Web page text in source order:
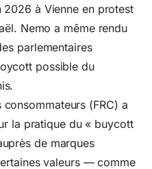
à Vienne en protest
Nemo a même rendu
parlementaires
possible du
(FRC) a
la pratique du « buycott
de marques
valeurs — comme